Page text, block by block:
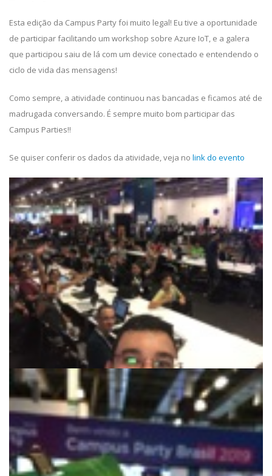
Esta edição da Campus Party foi muito legal! Eu tive a oportunidade
de participar facilitando um workshop sobre Azure IoT, e a galera
que participou saiu de lá com um device conectado e entendendo o
ciclo de vida das mensagens!
Como sempre, a atividade continuou nas bancadas e ficamos até de
madrugada conversando. É sempre muito bom participar das
Campus Parties!!
Se quiser conferir os dados da atividade, veja no link do evento